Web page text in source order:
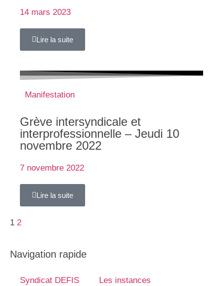
14 mars 2023
Lire la suite
Manifestation
Grève intersyndicale et
interprofessionnelle – Jeudi 10
novembre 2022
7 novembre 2022
Lire la suite
1 2
Navigation rapide
Syndicat DEFIS Les instances